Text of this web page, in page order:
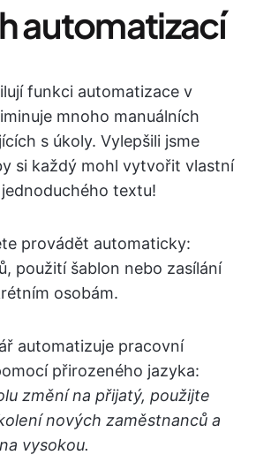
automatizací
funkci automatizace v
mnoho manuálních
s úkoly. Vylepšili jsme
si každý mohl vytvořit vlastní
textu!
provádět automaticky:
použití šablon nebo zasílání
osobám.
automatizuje pracovní
přirozeného jazyka:
změní na přijatý, použijte
nových zaměstnanců a
vysokou.